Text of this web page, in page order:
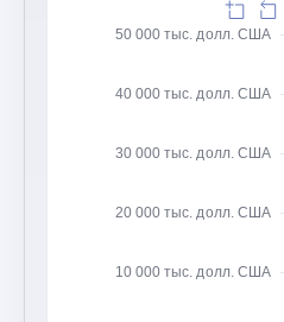
10 000 тыс. долл. США
20 000 тыс. долл. США
30 000 тыс. долл. США
40 000 тыс. долл. США
50 000 тыс. долл. США